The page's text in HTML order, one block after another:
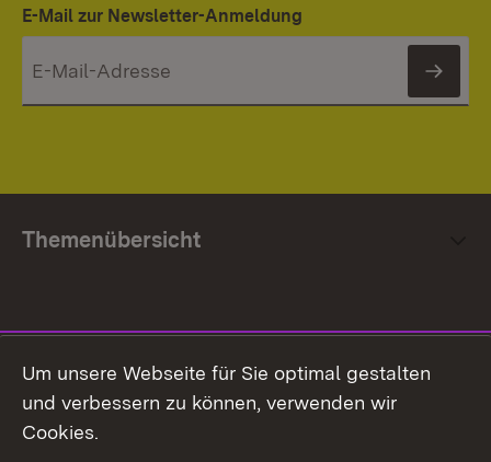
E-Mail zur Newsletter-Anmeldung
Themenübersicht
Facebook
Um unsere Webseite für Sie optimal gestalten
und verbessern zu können, verwenden wir
Cookies.